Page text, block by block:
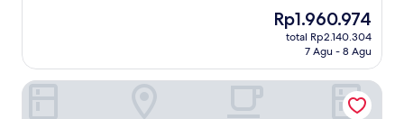
Harga
sekarang
Rp1.960.974
Rp1.960.974
total Rp2.140.304
7 Agu - 8 Agu
Carmelo Postal in Carmelo